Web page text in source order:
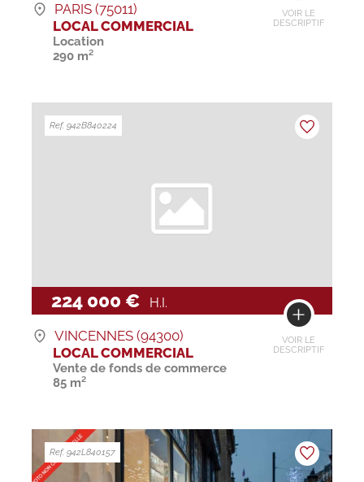
VOIR LE
DESCRIPTIF
PARIS (75011)
LOCAL COMMERCIAL
Location
290 m²
224 000 € H.I.
VOIR LE
DESCRIPTIF
Ref. 942B840224
VINCENNES (94300)
LOCAL COMMERCIAL
Vente de fonds de commerce
85 m²
Ref. 942L840157